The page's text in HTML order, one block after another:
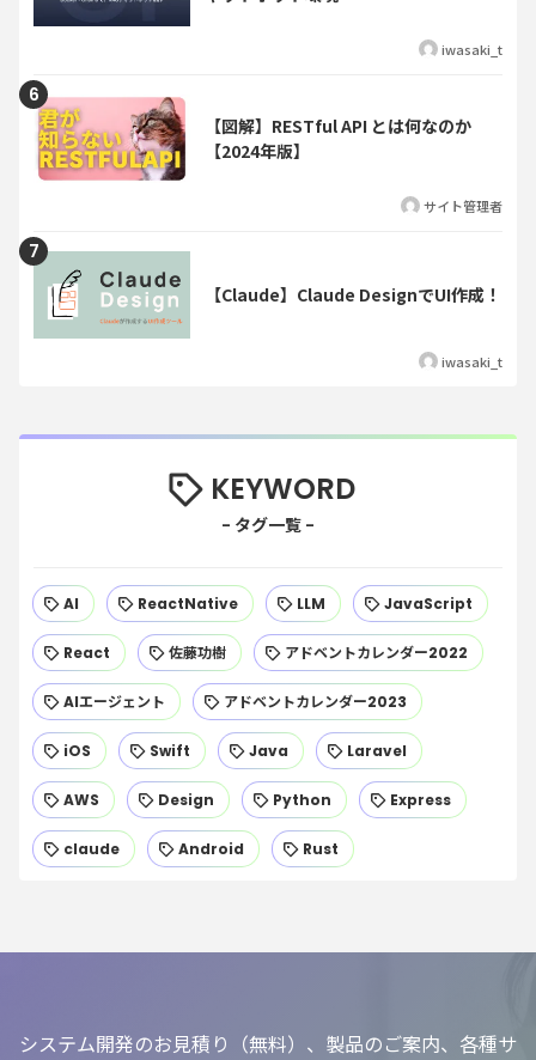
iwasaki_t
【図解】RESTful API とは何なのか
【2024年版】
サイト管理者
【Claude】Claude DesignでUI作成！
iwasaki_t
KEYWORD
AI ReactNative LLM JavaScript
React 佐藤功樹 アドベントカレンダー2022
AIエージェント アドベントカレンダー2023
iOS Swift Java Laravel
AWS Design Python Express
claude Android Rust
システム開発のお見積り（無料）、製品のご案内、各種サ